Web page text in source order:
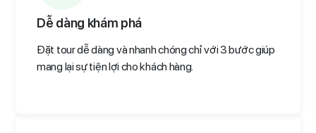
Dễ dàng khám phá
Đặt tour dễ dàng và nhanh chóng chỉ với 3 bước giúp
mang lại sự tiện lợi cho khách hàng.